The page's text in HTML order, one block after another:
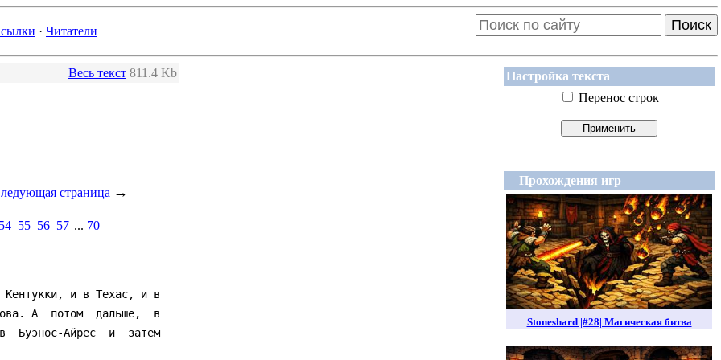
· Читатели Поиск
Настройка текста
Перенос строк
Прохождения игр
Stoneshard |#28| Магическая битва
Весь текст 811.4 Kb
страница →
54 55 56 57 ... 70